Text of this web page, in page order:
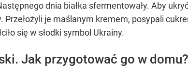
dnia białka sfermentowały. Aby
Przełożyli je maślanym kremem, posypali
się w słodki symbol Ukrainy.
Jak przygotować go w domu?